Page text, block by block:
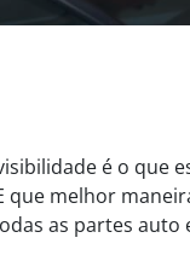
é o que
melhor
as partes auto